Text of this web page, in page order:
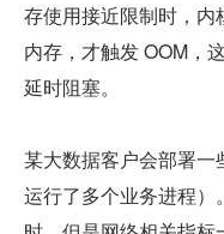
存使用接近限制时，
内存，才触发 OOM，
延时阻塞。
某大数据客户会部署一
运行了多个业务进程